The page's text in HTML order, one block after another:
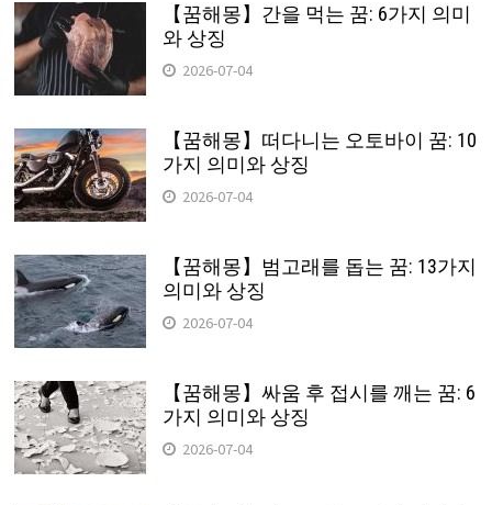
【꿈해몽】간을 먹는 꿈: 6가지 의미
와 상징
2026-07-04
【꿈해몽】떠다니는 오토바이 꿈: 10
가지 의미와 상징
2026-07-04
【꿈해몽】범고래를 돕는 꿈: 13가지
의미와 상징
2026-07-04
【꿈해몽】싸움 후 접시를 깨는 꿈: 6
가지 의미와 상징
2026-07-04